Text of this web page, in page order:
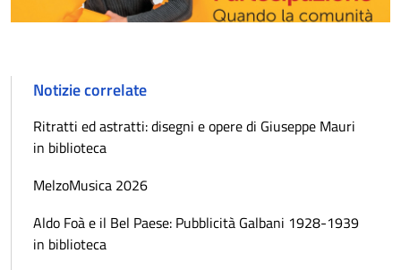
Notizie correlate
Ritratti ed astratti: disegni e opere di Giuseppe Mauri
in biblioteca
MelzoMusica 2026
Aldo Foà e il Bel Paese: Pubblicità Galbani 1928-1939
in biblioteca